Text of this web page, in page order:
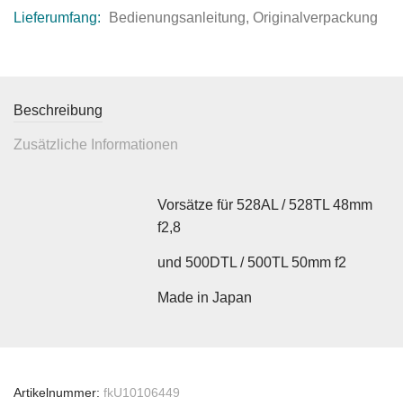
Lieferumfang: Bedienungsanleitung, Originalverpackung
Beschreibung
Zusätzliche Informationen
Vorsätze für 528AL / 528TL 48mm
f2,8
und 500DTL / 500TL 50mm f2
Made in Japan
Artikelnummer: fkU10106449